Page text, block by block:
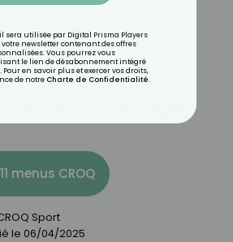
: l’exercice
négligé
menus CROQ
Sport
le 06/04/2025
sera utilisée par Digital Prisma Players
newsletter contenant des offres
Vous pourrez vous
le lien de désabonnement intégré
en savoir plus et exercer vos droits,
de notre Charte de Confidentialité.